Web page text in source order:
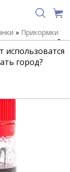
» Прикормки
искусственный
использоватся
город?